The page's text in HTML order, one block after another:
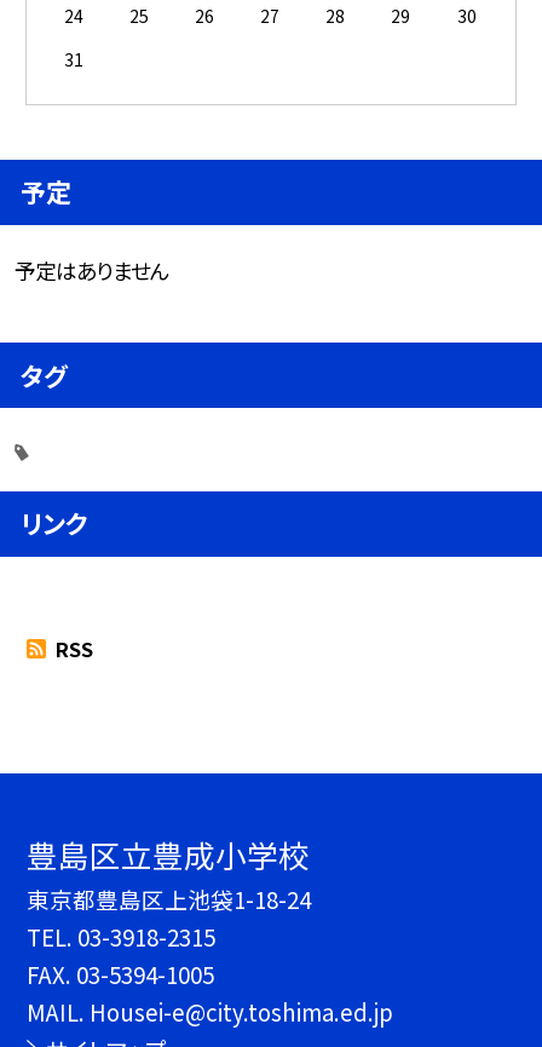
24
25 26 27 28 29
30
31
予定
予定はありません
タグ
リンク
RSS
豊島区立豊成小学校
東京都豊島区上池袋1-18-24
TEL. 03-3918-2315
FAX. 03-5394-1005
MAIL. Housei-e@city.toshima.ed.jp